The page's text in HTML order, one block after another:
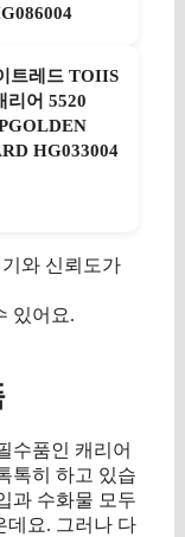
트레드 TOIIS
리어 5520
HG033004
기와 신뢰도가
있어요.
수품인 캐리어
톡히 하고 있습
과 수화물 모두
데요. 그러나 다